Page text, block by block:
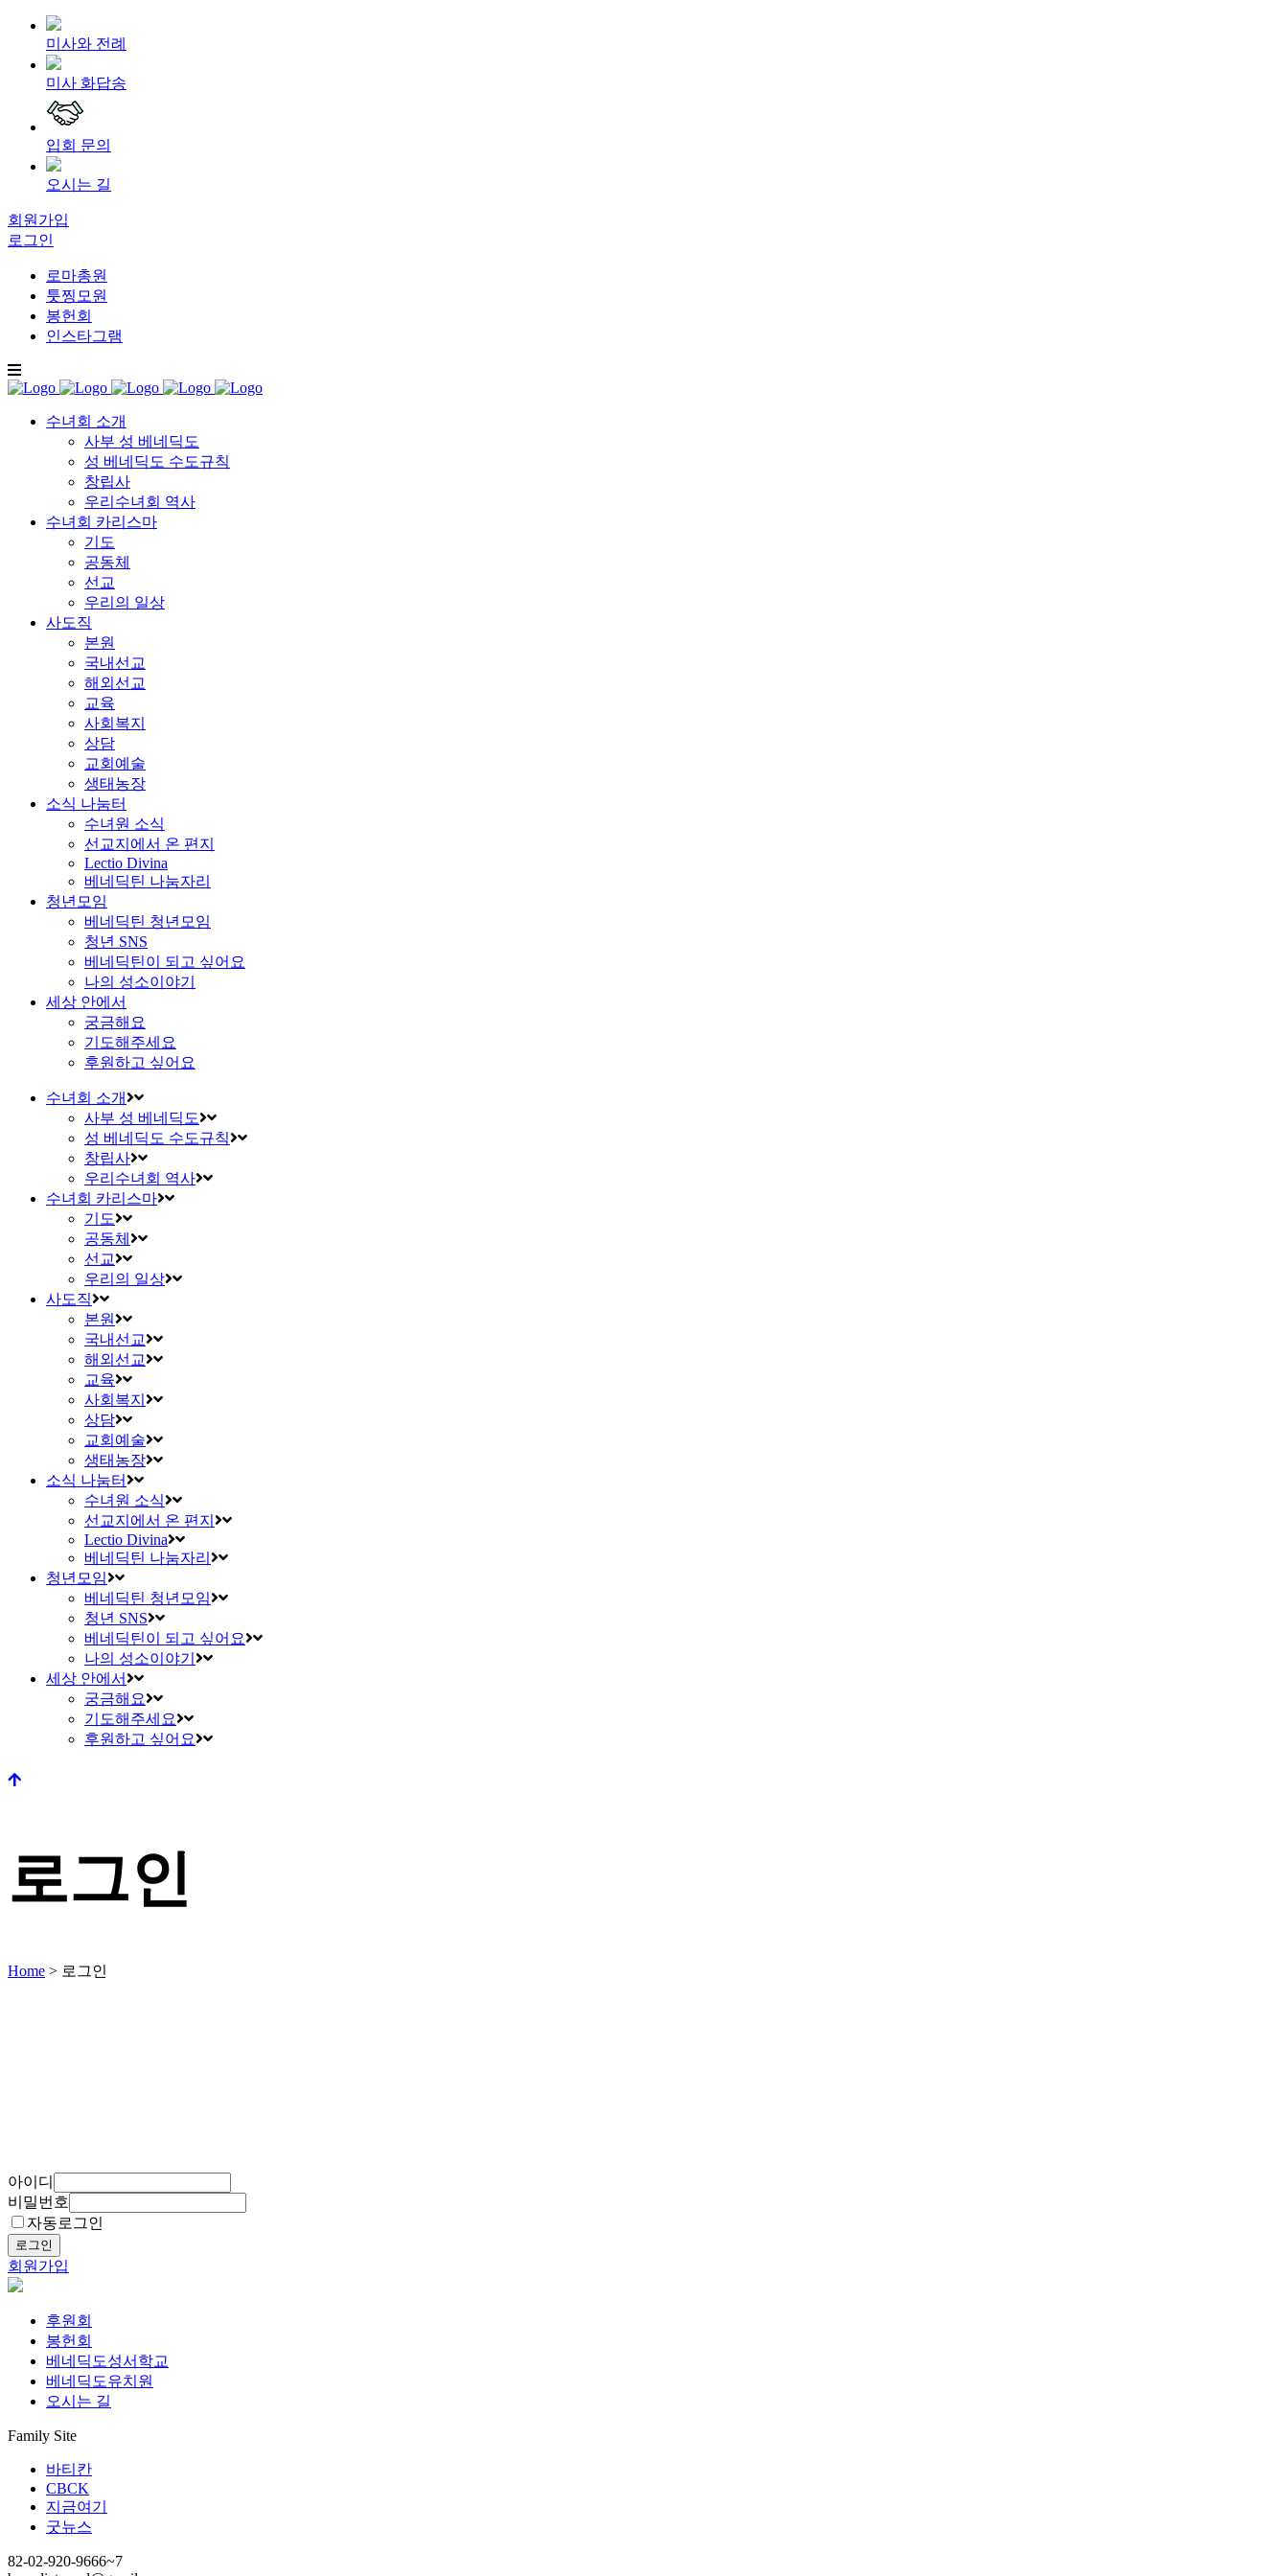
미사와 전례
미사 화답송
입회 문의
오시는 길
회원가입
로그인
로마총원
툿찡모원
봉헌회
인스타그램
수녀회 소개
사부 성 베네딕도
성 베네딕도 수도규칙
창립사
우리수녀회 역사
수녀회 카리스마
기도
공동체
선교
우리의 일상
사도직
본원
국내선교
해외선교
교육
사회복지
상담
교회예술
생태농장
소식 나눔터
수녀원 소식
선교지에서 온 편지
Lectio Divina
베네딕틴 나눔자리
청년모임
베네딕틴 청년모임
청년 SNS
베네딕틴이 되고 싶어요
나의 성소이야기
세상 안에서
궁금해요
기도해주세요
후원하고 싶어요
수녀회 소개
사부 성 베네딕도
성 베네딕도 수도규칙
창립사
우리수녀회 역사
수녀회 카리스마
기도
공동체
선교
우리의 일상
사도직
본원
국내선교
해외선교
교육
사회복지
상담
교회예술
생태농장
소식 나눔터
수녀원 소식
선교지에서 온 편지
Lectio Divina
베네딕틴 나눔자리
청년모임
베네딕틴 청년모임
청년 SNS
베네딕틴이 되고 싶어요
나의 성소이야기
세상 안에서
궁금해요
기도해주세요
후원하고 싶어요
로그인
Home > 로그인
아이디
비밀번호
자동로그인
로그인
회원가입
후원회
봉헌회
베네딕도성서학교
베네딕도유치원
오시는 길
Family Site
바티칸
CBCK
지금여기
굿뉴스
82-02-920-9666~7